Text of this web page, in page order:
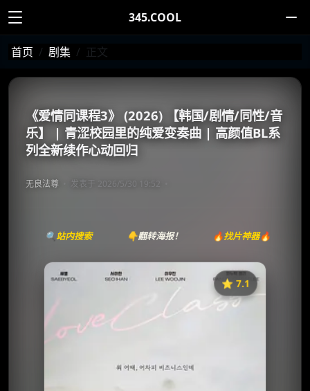
345.COOL
首页 剧集 正文
《爱情同课程3》 (2026) 【韩国/剧情/同性/音
乐】 | 青涩校园里的纯爱变奏曲 | 高颜值BL系
列全新续作心动回归
无良法尊 发表于 2026/5/30 19:52
🔍站内搜索 👇翻转海报！ 🔥找片神器🔥
⭐️ 7.1
《爱情同课程》
⭐️ 评分：7.1 | 🎬 2022年
夸克网盘